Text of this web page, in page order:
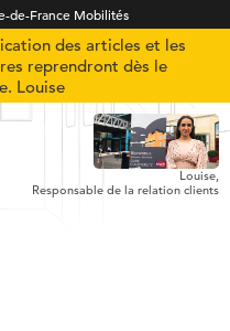
de-France Mobilités
des articles et les
reprendront dès le
Louise
Louise,
Responsable de la relation clients